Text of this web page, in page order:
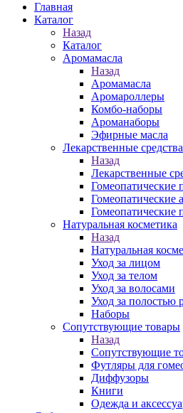
Главная
Каталог
Назад
Каталог
Аромамасла
Назад
Аромамасла
Аромароллеры
Комбо-наборы
Ароманаборы
Эфирные масла
Лекарственные средства
Назад
Лекарственные
Гомеопатические
Гомеопатические
Гомеопатические
Натуральная косметика
Назад
Натуральная
Уход за лицом
Уход за телом
Уход за волосами
Уход за полостью
Наборы
Сопутствующие товары
Назад
Сопутствующие
Футляры для
Диффузоры
Книги
Одежда и